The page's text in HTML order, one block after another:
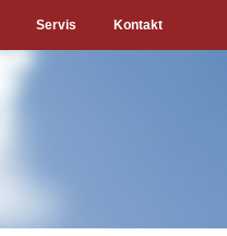
Servis Kontakt